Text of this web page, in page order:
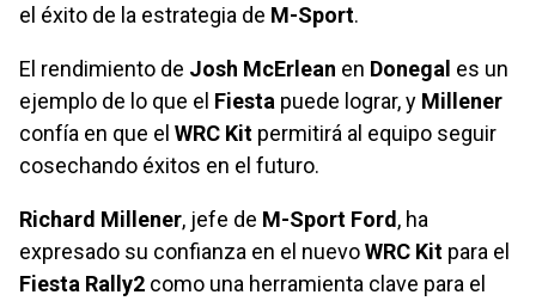
el éxito de la estrategia de M-Sport.
El rendimiento de Josh McErlean en Donegal es un
ejemplo de lo que el Fiesta puede lograr, y Millener
confía en que el WRC Kit permitirá al equipo seguir
cosechando éxitos en el futuro.
Richard Millener, jefe de M-Sport Ford , ha
expresado su confianza en el nuevoWRC Kit para el
Fiesta Rally2 como una herramienta clave para el